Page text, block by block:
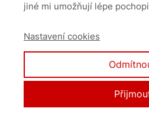
Přihlásit
Zapomněli jste
jiné mi umožňují lépe
Nastavení cookies